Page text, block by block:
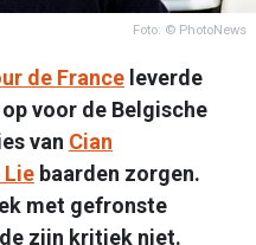
Foto: © PhotoNews
de France leverde
voor de Belgische
van Cian
Lie baarden zorgen.
met gefronste
zijn kritiek niet.